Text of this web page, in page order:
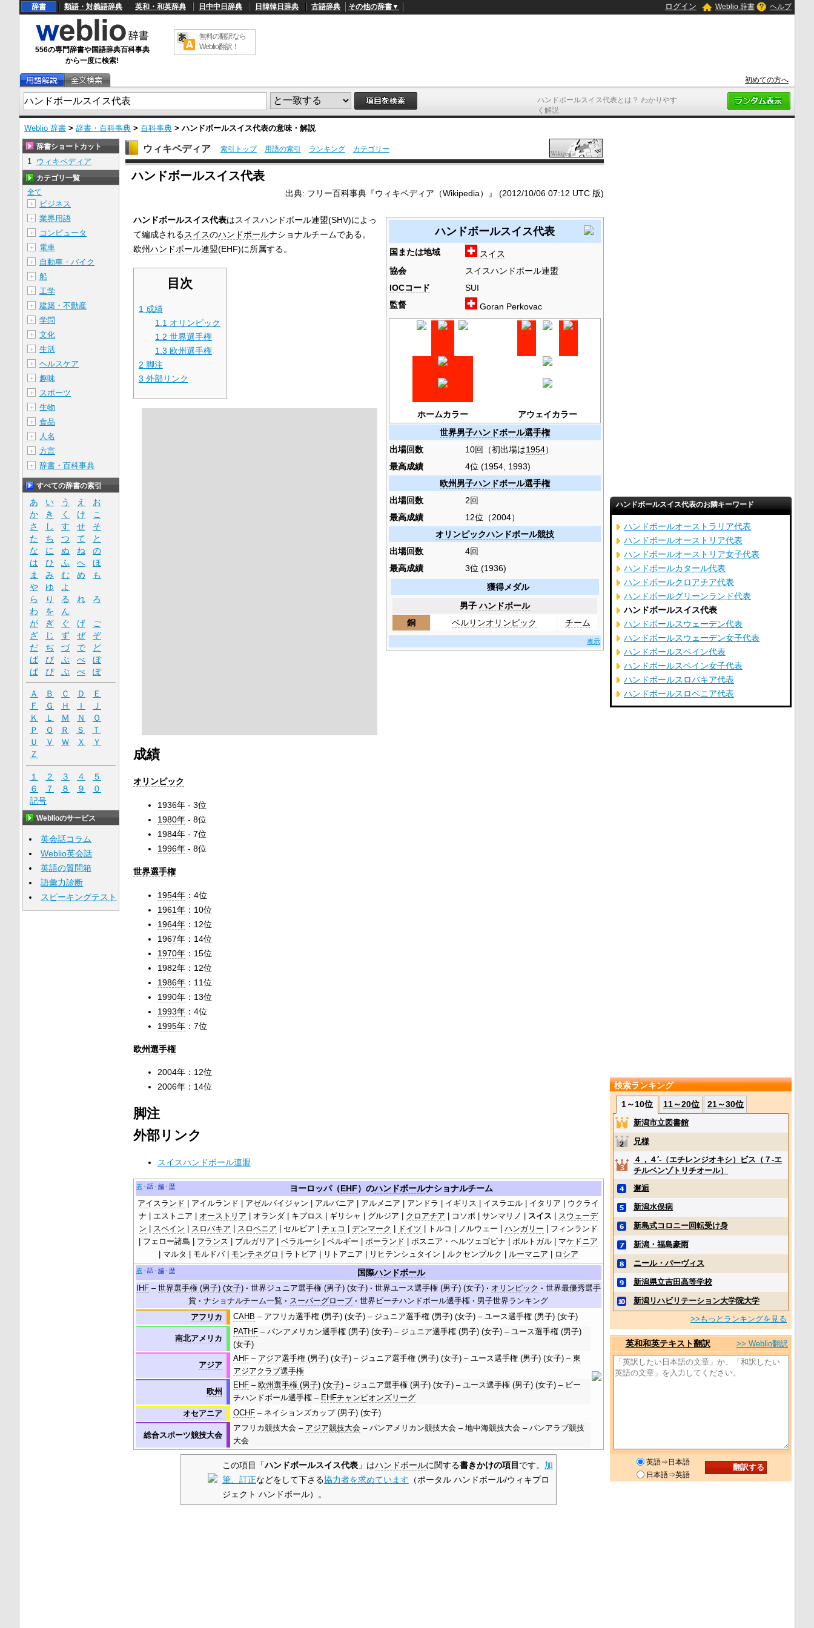
ハンドボールスイス代表とは？ わかりやす
く解説
辞書 類語・対義語辞典 英和・和英辞典 日中中日辞典 日韓韓日辞典 古語辞典 その他の辞書▼ ログイン Weblio 辞書 ヘルプ
556の専門辞書や国語辞典百科事典
から一度に検索!
無料の翻訳なら
Weblio翻訳！
初めての方へ
Weblio 辞書 > 辞書・百科事典 > 百科事典 > ハンドボールスイス代表の意味・解説
U
n
m
/
L
d
e
4
5
ウィキペディア 索引トップ 用語の索引 ランキング カテゴリー
ハンドボールスイス代表
出典: フリー百科事典『ウィキペディア（Wikipedia）』 (2012/10/06 07:12 UTC 版)
ハンドボールスイス代表
国または地域
スイス
協会
スイスハンドボール連盟
IOCコード
SUI
監督
Goran Perkovac
ホームカラー アウェイカラー
世界男子ハンドボール選手権
出場回数
10回（初出場は1954）
最高成績
4位 (1954, 1993)
欧州男子ハンドボール選手権
出場回数
2回
最高成績
12位（2004）
オリンピックハンドボール競技
出場回数
4回
最高成績
3位 (1936)
獲得メダル
男子ハンドボール
銅
ベルリンオリンピック チーム
表示
ハンドボールスイス代表はスイスハンドボール連盟(SHV)によっ
て編成されるスイスのハンドボールナショナルチームである。
欧州ハンドボール連盟(EHF)に所属する。
目次
1 成績
1.1 オリンピック
1.2 世界選手権
1.3 欧州選手権
2 脚注
3 外部リンク
成績
オリンピック
1936年- 3位
1980年- 8位
1984年- 7位
1996年- 8位
世界選手権
1954年：4位
1961年：10位
1964年：12位
1967年：14位
1970年：15位
1982年：12位
1986年：11位
1990年：13位
1993年：4位
1995年：7位
欧州選手権
2004年：12位
2006年：14位
脚注
外部リンク
スイスハンドボール連盟
表・ 話・ 編・ 歴 ヨーロッパ（EHF）のハンドボールナショナルチーム
アイスランド
| アイルランド | アゼルバイジャン | アルバニア | アルメニア | アンドラ | イギリス | イスラエル | イタリア | ウクライ
ナ | エストニア | オーストリア | オランダ | キプロス | ギリシャ | グルジア | クロアチア | コソボ | サンマリノ | スイス
スウェーデ
ン
スペイン スロバキア スロベニア | セルビア |チェコ |デンマーク ドイツ | トルコ | ノルウェー |ハンガリー
| フィンランド
| フェロー諸島 | フランス | ブルガリア |ベラルーシ | ベルギー | ポーランド | ボスニア・ヘルツェゴビナ | ポルトガル | マケドニア
| マルタ | モルドバ | モンテネグロ | ラトビア | リトアニア | リヒテンシュタイン | ルクセンブルク | ルーマニア ロシア
表・ 話・ 編・ 歴 国際ハンドボール
IHF– 世界選手権 (男子) (女子) · 世界ジュニア選手権 (男子) (女子) · 世界ユース選手権 (男子) (女子) · オリンピック · 世界最優秀選手
賞· ナショナルチーム一覧· スーパーグローブ · 世界ビーチハンドボール選手権· 男子世界ランキング
アフリカ
CAHB – アフリカ選手権 (男子) (女子) – ジュニア選手権 (男子) (女子) – ユース選手権 (男子) (女子)
南北アメリカ
PATHF – パンアメリカン選手権 (男子) (女子) – ジュニア選手権 (男子) (女子) – ユース選手権 (男子)
(女子)
アジア
AHF – アジア選手権 (男子) (女子) – ジュニア選手権 (男子) (女子) – ユース選手権 (男子) (女子) –東
アジアクラブ選手権
欧州
EHF –欧州選手権 (男子) (女子) – ジュニア選手権 (男子) (女子) – ユース選手権 (男子) (女子) – ビー
チハンドボール選手権 – EHFチャンピオンズリーグ
オセアニア
OCHF – ネイションズカップ (男子) (女子)
総合スポーツ競技大会
アフリカ競技大会 – アジア競技大会 – パンアメリカン競技大会 – 地中海競技大会 – パンアラブ競技
大会
この項目「ハンドボールスイス代表」はハンドボールに関する書きかけの項目 です。 加
筆、訂正などをして下さる協力者を求めています （ポータル ハンドボール/ウィキプロ
ジェクト ハンドボール）
。
辞書ショートカット
1 ウィキペディア
カテゴリ一覧
全て
＋
ビジネス
＋ 業界用語
＋ コンピュータ
＋ 電車
＋ 自動車・バイク
＋ 船
＋ 工学
＋ 建築・不動産
＋ 学問
＋ 文化
＋ 生活
＋ ヘルスケア
＋ 趣味
＋ スポーツ
＋ 生物
＋ 食品
＋ 人名
＋ 方言
＋ 辞書・百科事典
すべての辞書の索引
あ い う え
お
か
き く け
こ
さ
し す せ
そ
た
ち つ て
と
な
に ぬ ね
の
は
ひ ふ へ
ほ
ま
み む め
も
や
ゆ
よ
ら
り る れ
ろ
わ
を
ん
が
ぎ ぐ げ
ご
ざ
じ ず ぜ
ぞ
だ
ぢ づ で
ど
ば
び ぶ べ
ぼ
ぱ
ぴ ぷ ぺ ぽ
Ａ Ｂ Ｃ Ｄ
Ｅ
Ｆ
Ｇ Ｈ Ｉ
Ｊ
Ｋ
Ｌ Ｍ Ｎ
Ｏ
Ｐ
Ｑ Ｒ Ｓ
Ｔ
Ｕ
Ｖ Ｗ Ｘ
Ｙ
Ｚ
１ ２ ３ ４
５
６
７ ８ ９
０
記号
Weblioのサービス
英会話コラム
Weblio英会話
英語の質問箱
語彙力診断
スピーキングテスト
ハンドボールスイス代表のお隣キーワード
ハンドボールオーストラリア代表
ハンドボールオーストリア代表
ハンドボールオーストリア女子代表
ハンドボールカタール代表
ハンドボールクロアチア代表
ハンドボールグリーンランド代表
ハンドボールスイス代表
ハンドボールスウェーデン代表
ハンドボールスウェーデン女子代表
ハンドボールスペイン代表
ハンドボールスペイン女子代表
ハンドボールスロバキア代表
ハンドボールスロベニア代表
検索ランキング
1～10位
11～20位 21～30位
新潟市立図書館
兄様
４，４′‐（エチレンジオキシ）ビス（７‐エ
チルベンゾトリチオール）
邂逅
新潟水俣病
新島式コロニー回転受け身
新潟・福島豪雨
ニール・パーヴィス
新潟県立吉田高等学校
新潟リハビリテーション大学院大学
>>もっとランキングを見る
英和和英テキスト翻訳 >> Weblio翻訳
英語⇒日本語
日本語⇒英語